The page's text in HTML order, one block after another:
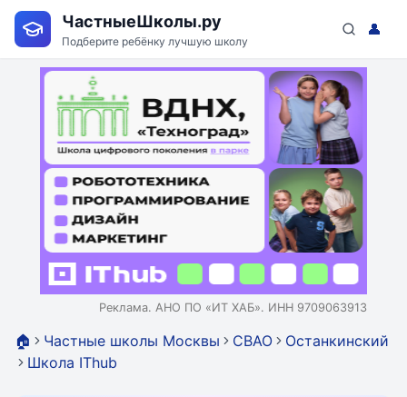
ЧастныеШколы.ру
Подберите ребёнку лучшую школу
👤
Реклама. АНО ПО «ИТ ХАБ». ИНН 9709063913
🏠 Частные школы Москвы СВАО
Останкинский
Школа IThub